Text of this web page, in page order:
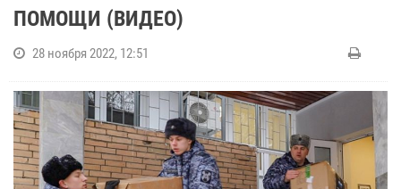
ПОМОЩИ (ВИДЕО)
28 ноября 2022, 12:51